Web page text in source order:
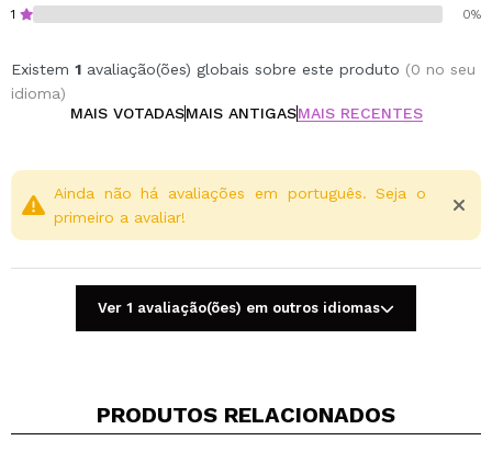
1 0%
Existem 1 avaliação(ões) globais sobre este produto (0 no seu
idioma)
MAIS VOTADASMAIS ANTIGASMAIS RECENTES
Compartilhar um vídeo ou uma foto
Ainda não há avaliações em português. Seja o
primeiro a avaliar!
Ver 1 avaliação(ões) em outros idiomas
PRODUTOS RELACIONADOS